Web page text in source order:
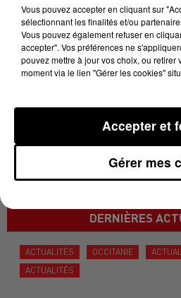
estime l'élu sur X, au dessus
sorti le 28 juin 1995, où la
le leader d'extrême droite,
Le combat continue !
— Christophe Bex
DERNIÈRES
ACTUALITÉS OCCITANIE
ACTUALITÉS
Vous pouvez accepter en cliquant sur
sélectionnant les finalités et/ou
Vous pouvez également refuser en
accepter". Vos préférences ne
pouvez mettre à jour vos choix, ou retirer
moment via le lien "Gérer les cookies"
Gérer mes
Accepter et